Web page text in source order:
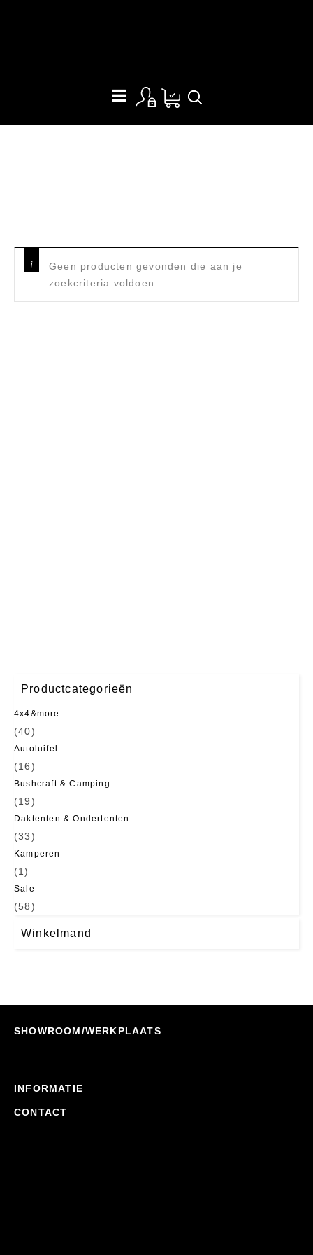
Geen producten gevonden die aan je
zoekcriteria voldoen.
Productcategorieën
4x4&more
(40)
Autoluifel
(16)
Bushcraft & Camping
(19)
Daktenten & Ondertenten
(33)
Kamperen
(1)
Sale
(58)
Winkelmand
SHOWROOM/WERKPLAATS
INFORMATIE
CONTACT